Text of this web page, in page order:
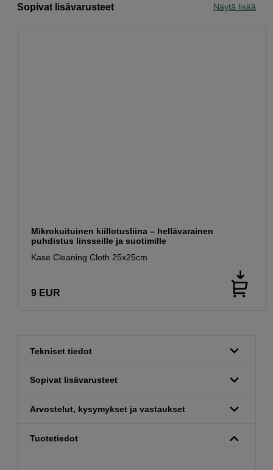
Sopivat lisävarusteet Näytä lisää
Mikrokuituinen kiillotusliina – hellävarainen
puhdistus linsseille ja suotimille
Kase Cleaning Cloth 25x25cm
9 EUR
Tekniset tiedot
Sopivat lisävarusteet
Arvostelut, kysymykset ja vastaukset
Tuotetiedot